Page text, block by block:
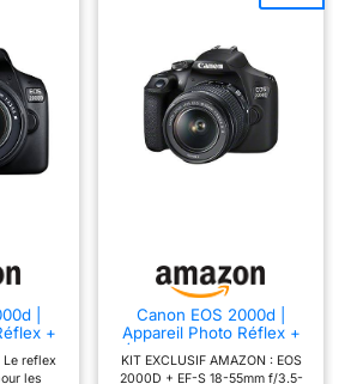
|
+
WiFi,
EF-S
Le reflex
les
Canon EOS 2000d |
Appareil Photo Réflex +
(APS-C, 24.1 MP, WiFi,
Full HD) + 2ème Batterie
KIT EXCLUSIF AMAZON : EOS
2000D + EF-S 18-55mm f/3.5-